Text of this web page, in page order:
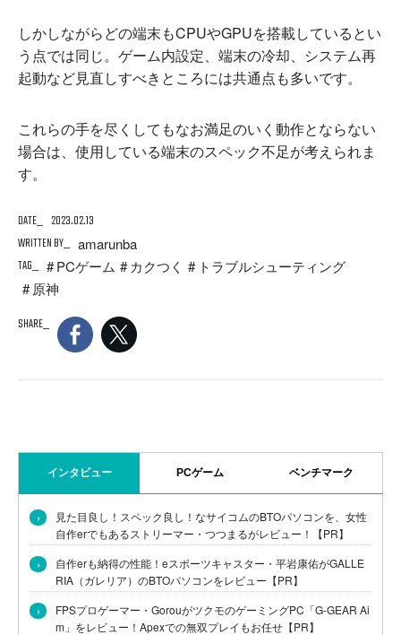
しかしながらどの端末もCPUやGPUを搭載しているとい
う点では同じ。ゲーム内設定、端末の冷却、システム再
起動など見直しすべきところには共通点も多いです。
これらの手を尽くしてもなお満足のいく動作とならない
場合は、使用している端末のスペック不足が考えられま
す。
DATE
2023.02.13
WRITTEN BY
amarunba
TAG
PCゲーム カクつく
トラブルシューティング
原神
SHARE
インタビュー PCゲーム ベンチマーク
›
見た目良し！スペック良し！なサイコムのBTOパソコンを、女性
自作erでもあるストリーマー・つつまるがレビュー！【PR】
›
自作erも納得の性能！eスポーツキャスター・平岩康佑がGALLE
RIA（ガレリア）のBTOパソコンをレビュー【PR】
›
FPSプロゲーマー・GorouがツクモのゲーミングPC「G-GEAR Ai
m」をレビュー！Apexでの無双プレイもお任せ【PR】